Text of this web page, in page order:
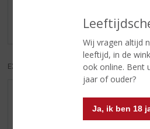
Wij vragen altijd
leeftijd, in de
ook online. Bent
jaar of ouder?
Ja, ik ben 18
Er zijn nog geen reviews
EXCL. BTW INCL. BTW
AANBIEDINGEN
WIJN VAN DE MAAND